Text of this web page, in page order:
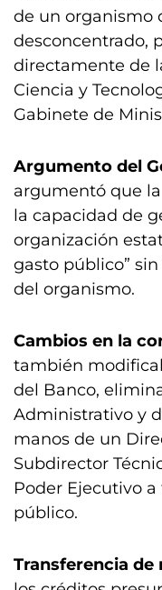
de un organismo
desconcentrado,
directamente de
Ciencia y
Gabinete de
Argumento del
argumentó que
la capacidad de
organización
gasto público”
del organismo.
Cambios en la
también
del Banco,
Administrativo y
manos de un
Subdirector
Poder Ejecutivo
público.
Transferencia de